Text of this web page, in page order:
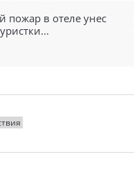
пожар в отеле унес